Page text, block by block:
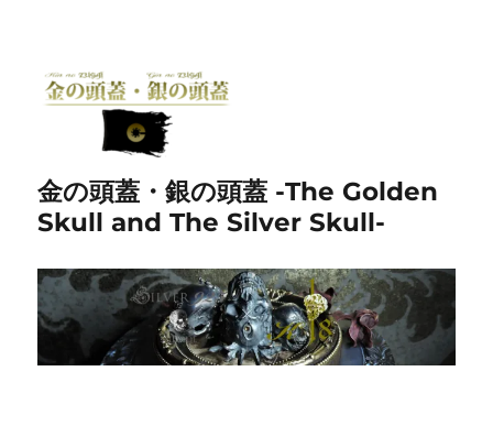
金の頭蓋・銀の頭蓋 -The Golden
Skull and The Silver Skull-